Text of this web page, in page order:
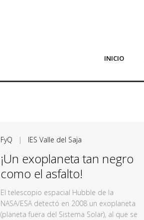
INICIO
FyQ | IES Valle del Saja
¡Un exoplaneta tan negro
como el asfalto!
El telescopio espacial Hubble de la
NASA/ESA detectó en 2008 un exoplaneta
(planeta fuera del Sistema Solar), al que se